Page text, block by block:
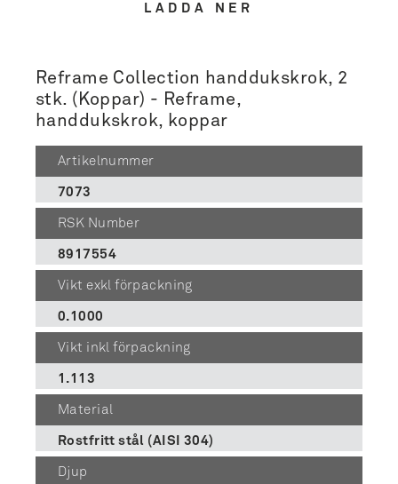
LADDA NER
Reframe Collection handdukskrok, 2
stk. (Koppar) - Reframe,
handdukskrok, koppar
Artikelnummer
7073
RSK Number
8917554
Vikt exkl förpackning
0.1000
Vikt inkl förpackning
1.113
Material
Rostfritt stål (AISI 304)
Djup